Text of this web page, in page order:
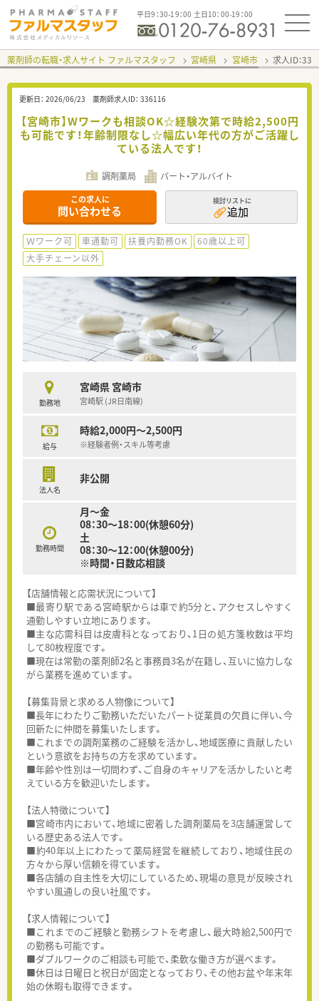
平日9：30-19：00 土日10：00-19：00
薬剤師の転職・求人サイト ファルマスタッフ 宮崎県 宮崎市 求人ID：
更新日： 2026/06/23 薬剤師求人ID： 336116
【宮崎市】Wワークも相談OK☆経験次第で時給2,500円
も可能です！年齢制限なし☆幅広い年代の方がご活躍し
ている法人です！
調剤薬局 パート・アルバイト
この求人に
問い合わせる
検討リストに
追加
Ｗワーク可 車通勤可 扶養内勤務OK
60歳以上可
大手チェーン以外
勤務地
宮崎県 宮崎市
宮崎駅 (JR日南線)
給与
時給2,000円～2,500円
※経験者例・スキル等考慮
法人名
非公開
勤務時間
月～金
08：30～18：00(休憩60分)
土
08：30～12：00(休憩00分)
※時間・日数応相談
【店舗情報と応需状況について】
■最寄り駅である宮崎駅からは車で約5分と、アクセスしやすく
通勤しやすい立地にあります。
■主な応需科目は皮膚科となっており、1日の処方箋枚数は平均
して80枚程度です。
■現在は常勤の薬剤師2名と事務員3名が在籍し、互いに協力しな
がら業務を進めています。
【募集背景と求める人物像について】
■長年にわたりご勤務いただいたパート従業員の欠員に伴い、今
回新たに仲間を募集いたします。
■これまでの調剤業務のご経験を活かし、地域医療に貢献したい
という意欲をお持ちの方を求めています。
■年齢や性別は一切問わず、ご自身のキャリアを活かしたいと考
えている方を歓迎いたします。
【法人特徴について】
■宮崎市内において、地域に密着した調剤薬局を3店舗運営して
いる歴史ある法人です。
■約40年以上にわたって薬局経営を継続しており、地域住民の
方々から厚い信頼を得ています。
■各店舗の自主性を大切にしているため、現場の意見が反映され
やすい風通しの良い社風です。
【求人情報について】
■これまでのご経験と勤務シフトを考慮し、最大時給2,500円で
の勤務も可能です。
■ダブルワークのご相談も可能で、柔軟な働き方が選べます。
■休日は日曜日と祝日が固定となっており、その他お盆や年末年
始の休暇も取得できます。